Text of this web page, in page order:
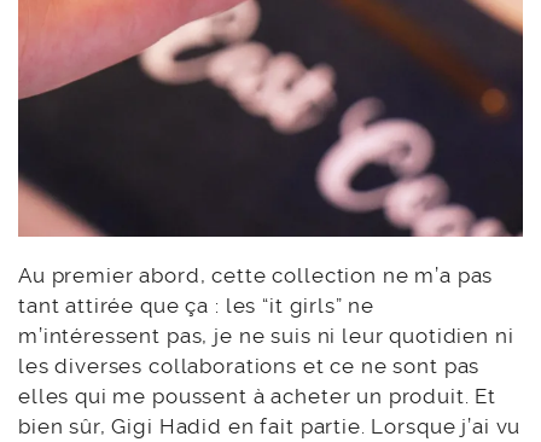
Au premier abord, cette collection ne m’a pas
tant attirée que ça : les “it girls” ne
m’intéressent pas, je ne suis ni leur quotidien ni
les diverses collaborations et ce ne sont pas
elles qui me poussent à acheter un produit. Et
bien sûr, Gigi Hadid en fait partie. Lorsque j’ai vu